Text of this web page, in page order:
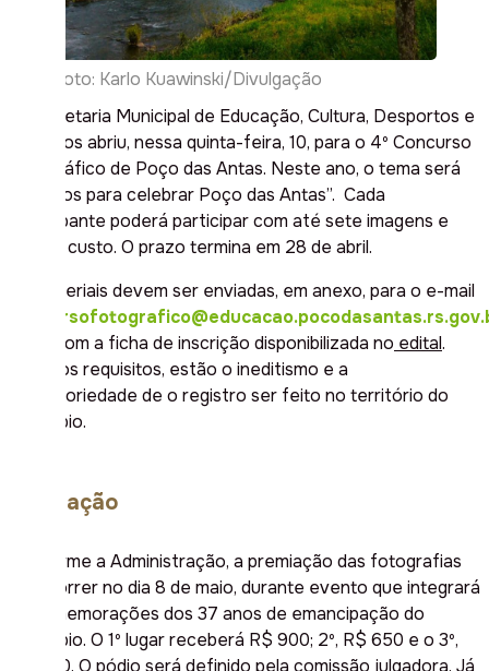
Foto: Karlo Kuawinski/Divulgação
A Secretaria Municipal de Educação, Cultura, Desportos e
Turismos abriu, nessa quinta-feira, 10, para o 4º Concurso
Fotográfico de Poço das Antas. Neste ano, o tema será
“Motivos para celebrar Poço das Antas”. Cada
participante poderá participar com até sete imagens e
não há custo. O prazo termina em 28 de abril.
Os materiais devem ser enviadas, em anexo, para o e-mail
junto com a ficha de inscrição disponibilizada no edital.
Entre os requisitos, estão o ineditismo e a
obrigatoriedade de o registro ser feito no território do
município.
Premiação
Conforme a Administração, a premiação das fotografias
vai ocorrer no dia 8 de maio, durante evento que integrará
as comemorações dos 37 anos de emancipação do
município. O 1º lugar receberá R$ 900; 2º, R$ 650 e o 3º,
R$ 400. O pódio será definido pela comissão julgadora. Já